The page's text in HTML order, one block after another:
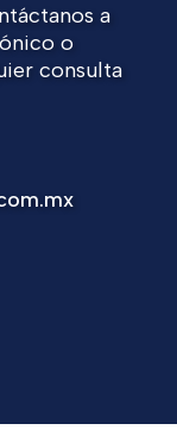
a
o
consulta